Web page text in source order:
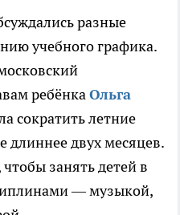
разные
учебного графика.
ребёнкаОльга
сократить летние
длиннее двух месяцев.
занять детей в
— музыкой,